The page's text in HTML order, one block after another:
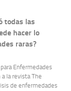
todas las
hacer lo
raras?
Enfermedades
la revista The
de enfermedades